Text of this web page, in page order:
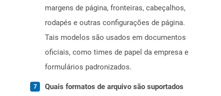
margens de página, fronteiras, cabeçalhos,
rodapés e outras configurações de página.
Tais modelos são usados ​​em documentos
oficiais, como times de papel da empresa e
formulários padronizados.
Quais formatos de arquivo são suportados